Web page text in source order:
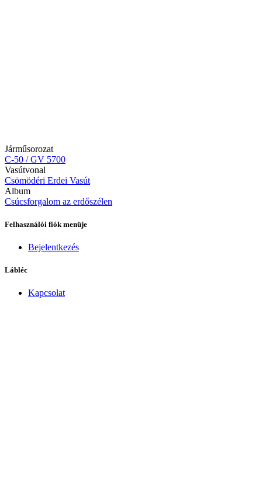
Járműsorozat
C-50 / GV 5700
Vasútvonal
Csömödéri Erdei Vasút
Album
Csúcsforgalom az erdőszélen
Felhasználói fiók menüje
Bejelentkezés
Lábléc
Kapcsolat